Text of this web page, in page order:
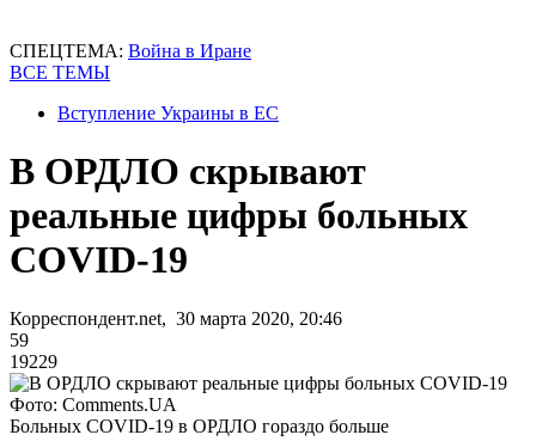
СПЕЦТЕМА: Война в Иране
ВСЕ ТЕМЫ
Вступление Украины в ЕС
В ОРДЛО скрывают
реальные цифры больных
COVID-19
Корреспондент.net, 30 марта 2020, 20:46
59
19229
Фото: Comments.UA
Больных COVID-19 в ОРДЛО гораздо больше